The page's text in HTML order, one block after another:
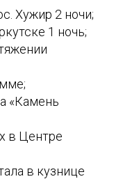
Хужир 2 ночи;
1 ночь;
«Камень
в Центре
в кузнице